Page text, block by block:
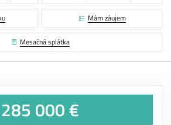
Mám záujem
Mesačná splátka
285 000 €